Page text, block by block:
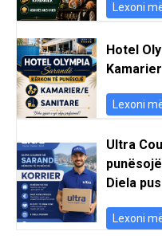
Lexoni
Hotel
Lexoni
Ultra
Diela
Lexoni